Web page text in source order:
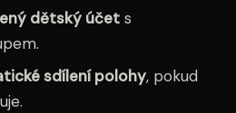
dětský účet s
sdílení polohy, pokud